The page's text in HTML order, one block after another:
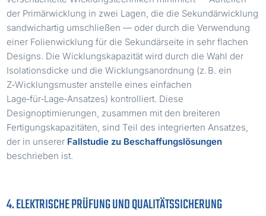
der Primärwicklung in zwei Lagen, die die Sekundärwicklung
sandwichartig umschließen — oder durch die Verwendung
einer Folienwicklung für die Sekundärseite in sehr flachen
Designs. Die Wicklungskapazität wird durch die Wahl der
Isolationsdicke und die Wicklungsanordnung (z. B. ein
Z‑Wicklungsmuster anstelle eines einfachen
Lage‑für‑Lage‑Ansatzes) kontrolliert. Diese
Designoptimierungen, zusammen mit den breiteren
Fertigungskapazitäten, sind Teil des integrierten Ansatzes,
der in unserer Fallstudie zu Beschaffungslösungen
beschrieben ist.
4. ELEKTRISCHE PRÜFUNG UND QUALITÄTSSICHERUNG